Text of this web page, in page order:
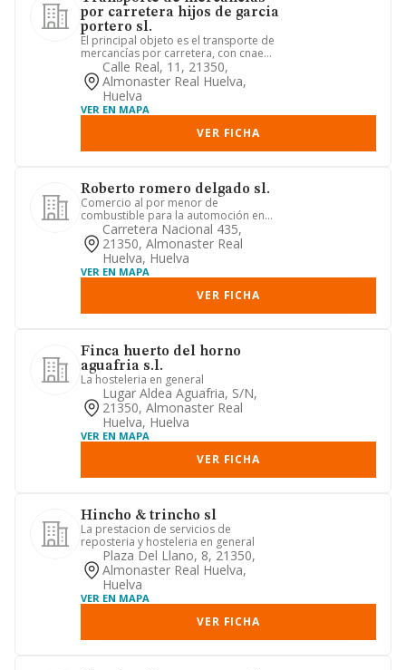
por carretera hijos de garcia
portero sl.
El principal objeto es el transporte de
mercancías por carretera, con cnae
número 4941. además la s...
Calle Real, 11, 21350,
Almonaster Real Huelva,
Huelva
VER EN MAPA
VER FICHA
Roberto romero delgado sl.
Comercio al por menor de
combustible para la automoción en
establecimientos especializados
Carretera Nacional 435,
21350, Almonaster Real
Huelva, Huelva
VER EN MAPA
VER FICHA
Finca huerto del horno
aguafria s.l.
La hosteleria en general
Lugar Aldea Aguafria, S/n,
21350, Almonaster Real
Huelva, Huelva
VER EN MAPA
VER FICHA
Hincho & trincho sl
La prestacion de servicios de
reposteria y hosteleria en general
Plaza Del Llano, 8, 21350,
Almonaster Real Huelva,
Huelva
VER EN MAPA
VER FICHA